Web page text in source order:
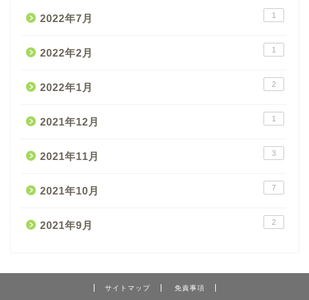
2022年7月 1
2022年2月 1
2022年1月 2
2021年12月 1
2021年11月 3
2021年10月 7
2021年9月 2
サイトマップ 免責事項